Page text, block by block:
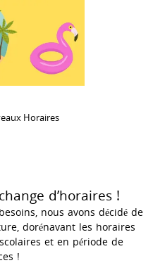
Horaires
d’horaires !
nous avons décidé de
dorénavant les horaires
et en période de
!